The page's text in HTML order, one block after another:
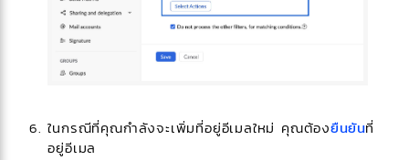
ในกรณีที่คุณกำลังจะเพิ่มที่อยู่อีเมลใหม่ คุณต้องยืนยันที่
อยู่อีเมล